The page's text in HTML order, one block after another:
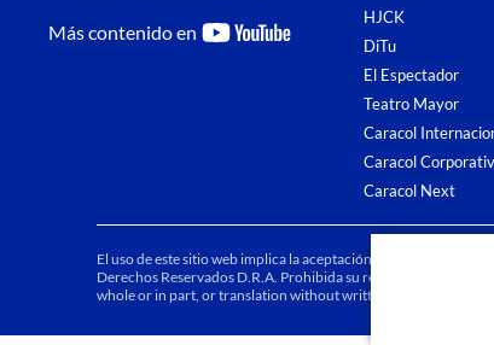
Más contenido en
youtube-
HJCK
DiTu
El Espectador
Teatro Mayor
Caracol
Caracol
Caracol Next
El uso de este sitio web implica la aceptación de los
Derechos Reservados D.R.A. Prohibida su reproducción total
whole or in part, or translation without written permission is